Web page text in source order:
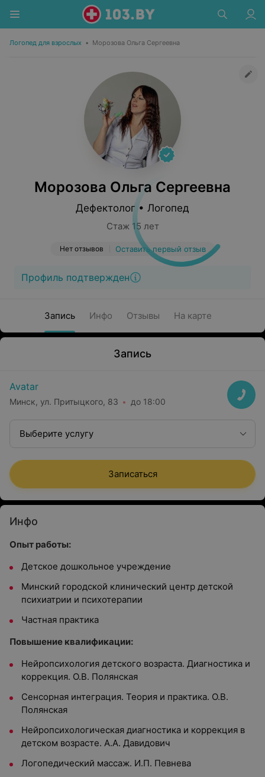
Логопед для взрослых • Морозова Ольга Сергеевна
Морозова Ольга Сергеевна
Дефектолог • Логопед
Стаж 15 лет
Нет отзывов Оставить первый отзыв
Профиль подтвержден
Запись Инфо Отзывы На карте
Запись
Avatar
Минск, ул. Притыцкого, 83 до 18:00
Выберите услугу
Записаться
Инфо
Опыт работы:
Детское дошкольное учреждение
Минский городской клинический центр детской
психиатрии и психотерапии
Частная практика
Повышение квалификации:
Нейропсихология детского возраста. Диагностика и
коррекция. О.В. Полянская
Сенсорная интеграция. Теория и практика. О.В.
Полянская
Нейропсихологическая диагностика и коррекция в
детском возрасте. А.А. Давидович
Логопедический массаж. И.П. Певнева